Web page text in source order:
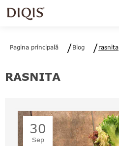
Pagina principală Blog rasnita
RASNITA
30
Sep